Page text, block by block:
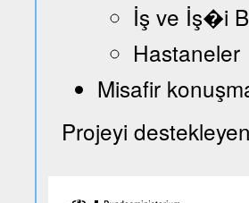
İş ve İş�i
Hastaneler
Misafir
Projeyi